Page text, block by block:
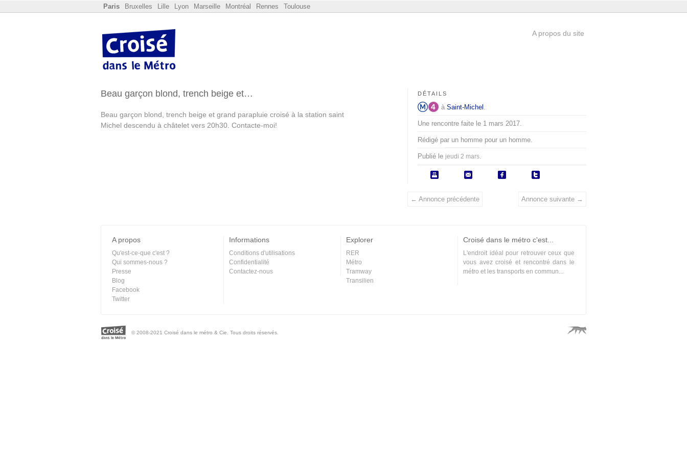
Paris Bruxelles Lille Lyon Marseille Montréal Rennes Toulouse
A propos du site
Beau garçon blond, trench beige et…
Beau garçon blond, trench beige et grand parapluie croisé à la station saint
Michel descendu à châtelet vers 20h30. Contacte-moi!
DÉTAILS
à Saint-Michel .
Une rencontre faite le 1 mars 2017.
Rédigé par un homme pour un homme.
Publié le jeudi 2 mars.
← Annonce précédente Annonce suivante →
A propos
Qu'est-ce-que c'est ?
Qui sommes-nous ?
Presse
Blog
Facebook
Twitter
Informations
Conditions d'utilisations
Confidentialité
Contactez-nous
Explorer
RER
Métro
Tramway
Transilien
Croisé dans le métro c'est...
L'endroit idéal pour retrouver ceux que
vous avez croisé et rencontré dans le
métro et les transports en commun...
© 2008-2021 Croisé dans le métro & Cie. Tous droits réservés.